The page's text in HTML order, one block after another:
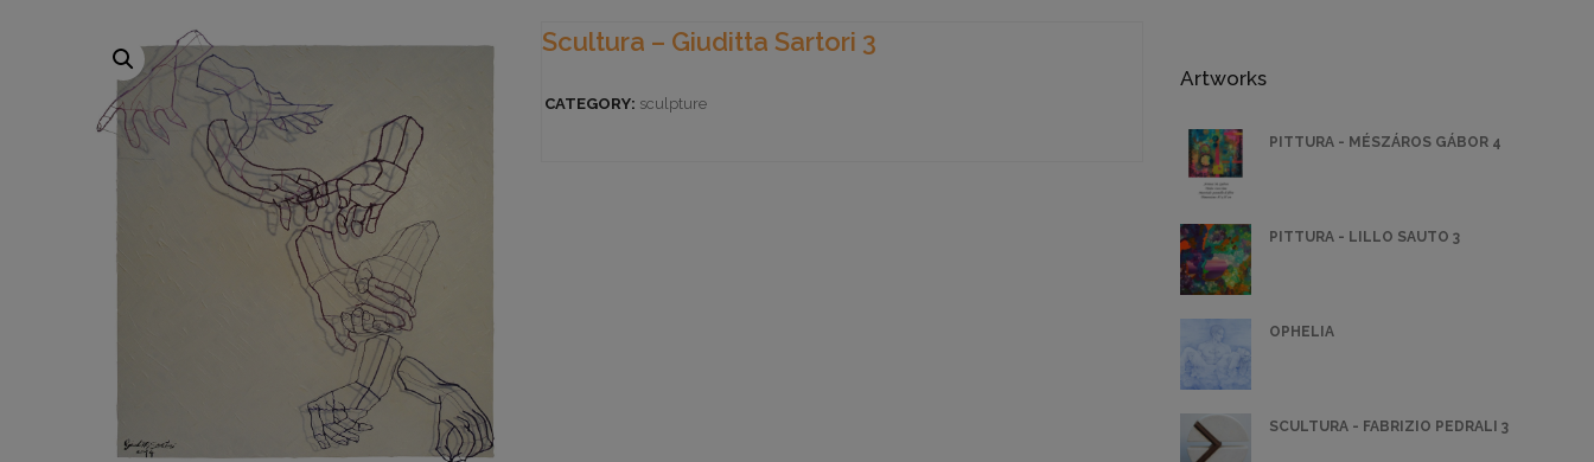
Scultura – Giuditta Sartori 3
CATEGORY: sculpture
Artworks
PITTURA - MÉSZÁROS GÁBOR 4
PITTURA - LILLO SAUTO 3
OPHELIA
SCULTURA - FABRIZIO PEDRALI 3